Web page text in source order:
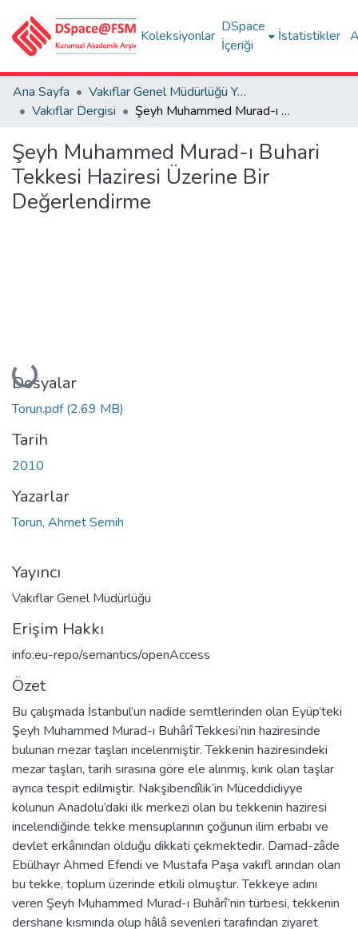
Koleksiyonlar
DSpace
İçeriği
İstatistikler
Ana Sayfa
Vakıflar Genel Müdürlüğü Yayınları
Vakıflar Dergisi
Şeyh Muhammed Murad-ı Buhari Tekkesi Haziresi Üzerine Bir Değerlendirme
Şeyh Muhammed Murad-ı Buhari
Tekkesi Haziresi Üzerine Bir
Değerlendirme
Yükleniyor...
Dosyalar
Torun.pdf(2.69 MB)
Tarih
2010
Yazarlar
Torun, Ahmet Semih
Yayıncı
Vakıflar Genel Müdürlüğü
Erişim Hakkı
info:eu-repo/semantics/openAccess
Özet
Bu çalışmada İstanbul’un nadide semtlerinden olan Eyüp’teki
Şeyh Muhammed Murad-ı Buhârî Tekkesi’nin haziresinde
bulunan mezar taşları incelenmiştir. Tekkenin haziresindeki
mezar taşları, tarih sırasına göre ele alınmış, kırık olan taşlar
ayrıca tespit edilmiştir. Nakşibendîlik’in Müceddidiyye
kolunun Anadolu’daki ilk merkezi olan bu tekkenin haziresi
incelendiğinde tekke mensuplarının çoğunun ilim erbabı ve
devlet erkânından olduğu dikkati çekmektedir. Damad-zâde
Ebülhayr Ahmed Efendi ve Mustafa Paşa vakıfl arından olan
bu tekke, toplum üzerinde etkili olmuştur. Tekkeye adını
veren Şeyh Muhammed Murad-ı Buhârî’nin türbesi, tekkenin
dershane kısmında olup hâlâ sevenleri tarafından ziyaret